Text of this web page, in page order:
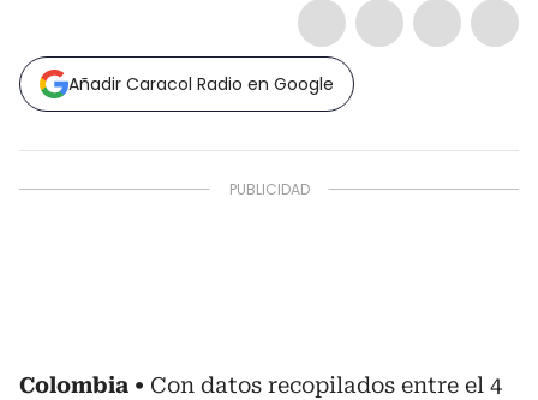
Añadir Caracol Radio en Google
Colombia
Con datos recopilados entre el 4